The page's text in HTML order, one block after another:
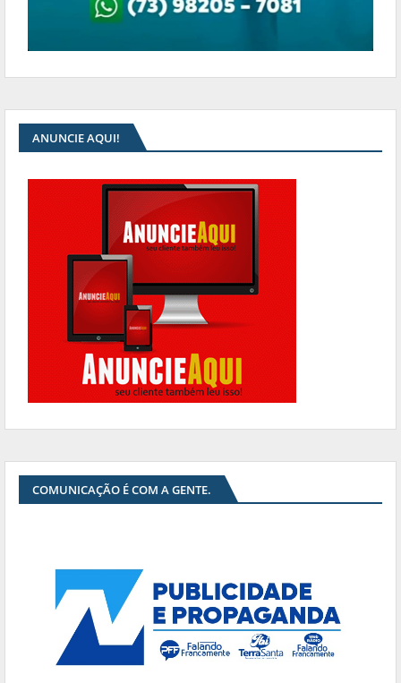
ANUNCIE AQUI!
COMUNICAÇÃO É COM A GENTE.